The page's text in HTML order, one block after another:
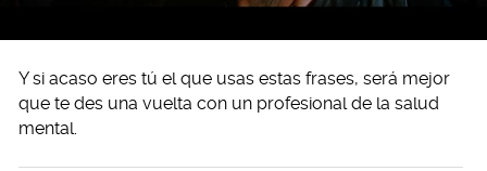
Y si acaso eres tú el que usas estas frases, será mejor
que te des una vuelta con un profesional de la salud
mental.